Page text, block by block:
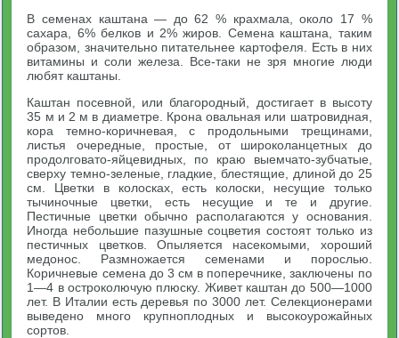
В семенах каштана — до 62 % крахмала, около 17 %
сахара, 6% белков и 2% жиров. Семена каштана, таким
образом, значительно питательнее картофеля. Есть в них
витамины и соли железа. Все-таки не зря многие люди
любят каштаны.
Каштан посевной, или благородный, достигает в высоту
35 м и 2 м в диаметре. Крона овальная или шатровидная,
кора темно-коричневая, с продольными трещинами,
листья очередные, простые, от широколанцетных до
продолговато-яйцевидных, по краю выемчато-зубчатые,
сверху темно-зеленые, гладкие, блестящие, длиной до 25
см. Цветки в колосках, есть колоски, несущие только
тычиночные цветки, есть несущие и те и другие.
Пестичные цветки обычно располагаются у основания.
Иногда небольшие пазушные соцветия состоят только из
пестичных цветков. Опыляется насекомыми, хороший
медонос. Размножается семенами и порослью.
Коричневые семена до 3 см в поперечнике, заключены по
1—4 в остроколючую плюску. Живет каштан до 500—1000
лет. В Италии есть деревья по 3000 лет. Селекционерами
выведено много крупноплодных и высокоурожайных
сортов.